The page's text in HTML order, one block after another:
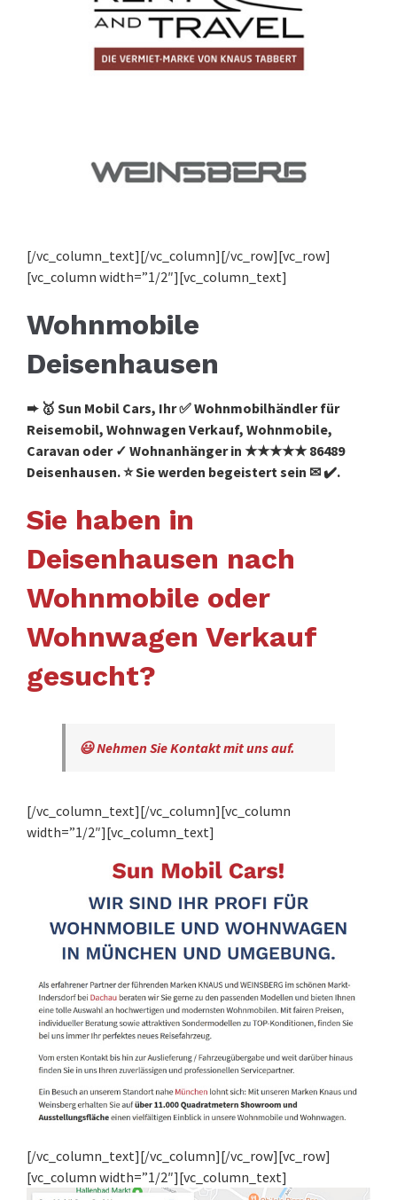
[/vc_column_text][/vc_column][/vc_row][vc_row]
[vc_column width=”1/2″][vc_column_text]
Wohnmobile
Deisenhausen
➨ 🥇 Sun Mobil Cars, Ihr ✅ Wohnmobilhändler für
Reisemobil, Wohnwagen Verkauf, Wohnmobile,
Caravan oder ✓ Wohnanhänger in ★★★★★ 86489
Deisenhausen. ⭐ Sie werden begeistert sein ✉ ✔️.
Sie haben in
Deisenhausen nach
Wohnmobile oder
Wohnwagen Verkauf
gesucht?
😃 Nehmen Sie Kontakt mit uns auf.
[/vc_column_text][/vc_column][vc_column
width=”1/2″][vc_column_text]
[/vc_column_text][/vc_column][/vc_row][vc_row]
[vc_column width=”1/2″][vc_column_text]